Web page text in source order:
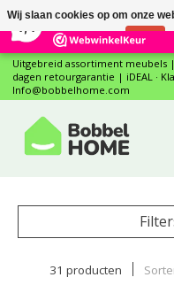
12
Uitgebreid assortiment meubels
dagen retourgarantie | iDEAL ·
Info@bobbelhome.com
31 producten
Wij slaan cookies op om onze
Nee